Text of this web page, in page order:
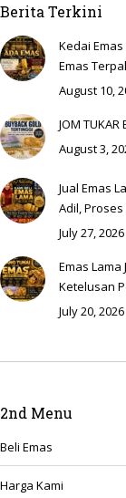
Berita Terkini
Kedai
Emas
August 10,
JOM TUKAR
August 3,
Jual Emas
Adil,
July 27, 2026
Emas
Ketelusan
July 20, 2026
2nd Menu
Beli Emas
Harga Kami